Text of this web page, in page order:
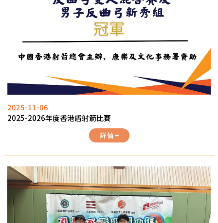
2025-11-06
2025-2026年度香港盾射箭比賽
詳情 +